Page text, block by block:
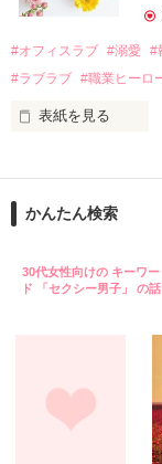
夏木美桜(なつきみ
鳴海哲平 (なるみて
2026.6.5～
＊以前、公開して
なぜか恭司から飼
#オフィスラブ #溺愛 #
#ラブラブ #職業ヒーロ
表紙を見る
ションの企画戦略
めた、同期で恋人
いた。
守と由羅から『便
た上、同居まで提
鷹哉『宜しくな、
雛子『俺の……ひ
シゴデキで冷徹
かんたん検索
30代女性向けの キーワー
ド 「セクシー男子」 の話